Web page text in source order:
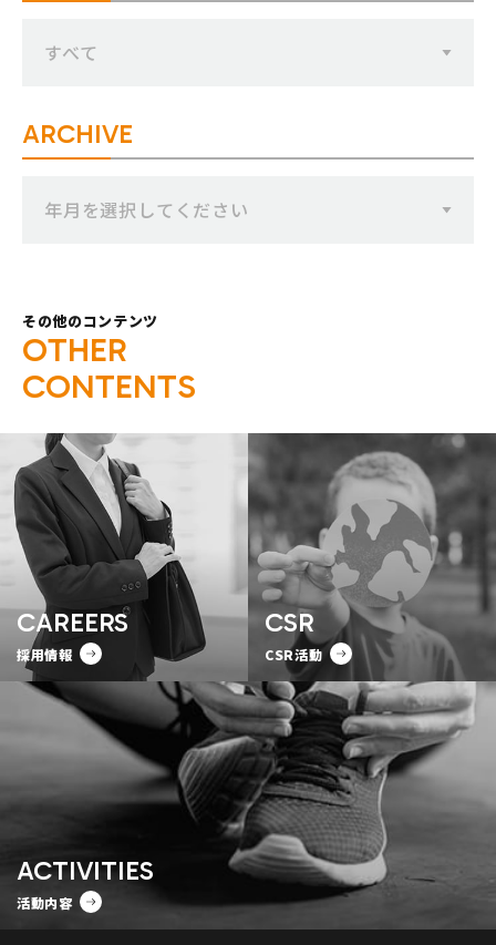
すべて
ARCHIVE
年月を選択してください
その他のコンテンツ
OTHER
CONTENTS
CAREERS
採用情報
CSR
CSR活動
ACTIVITIES
活動内容